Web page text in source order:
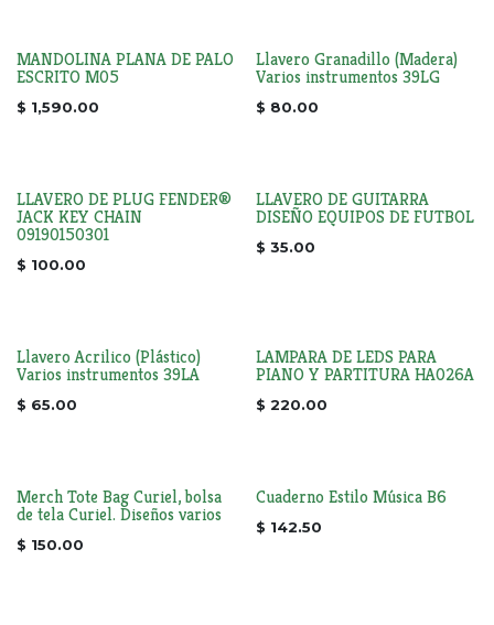
MANDOLINA PLANA DE PALO
ESCRITO M05
$ 1,590.00
Llavero Granadillo (Madera)
Varios instrumentos 39LG
$ 80.00
LLAVERO DE PLUG FENDER®
JACK KEY CHAIN
09190150301
$ 100.00
LLAVERO DE GUITARRA
DISEÑO EQUIPOS DE FUTBOL
$ 35.00
Llavero Acrilico (Plástico)
Varios instrumentos 39LA
$ 65.00
LAMPARA DE LEDS PARA
PIANO Y PARTITURA HA026A
$ 220.00
Merch Tote Bag Curiel, bolsa
de tela Curiel. Diseños varios
$ 150.00
Cuaderno Estilo Música B6
$ 142.50